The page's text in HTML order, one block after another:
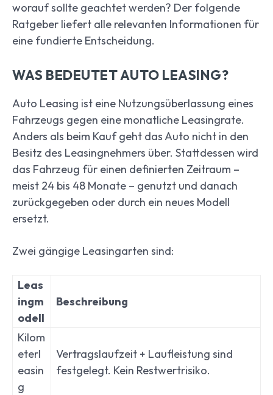
worauf sollte geachtet werden? Der folgende
Ratgeber liefert alle relevanten Informationen für
eine fundierte Entscheidung.
WAS BEDEUTET AUTO LEASING?
Auto Leasing ist eine Nutzungsüberlassung eines
Fahrzeugs gegen eine monatliche Leasingrate.
Anders als beim Kauf geht das Auto nicht in den
Besitz des Leasingnehmers über. Stattdessen wird
das Fahrzeug für einen definierten Zeitraum –
meist 24 bis 48 Monate – genutzt und danach
zurückgegeben oder durch ein neues Modell
ersetzt.
Zwei gängige Leasingarten sind:
Leas
ingm
odell
Beschreibung
Kilom
eterl
easin
g
Vertragslaufzeit + Laufleistung sind
festgelegt. Kein Restwertrisiko.